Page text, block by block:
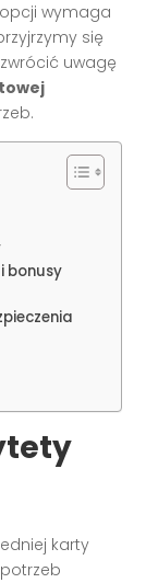
wymaga
się
uwagę
bonusy
karty